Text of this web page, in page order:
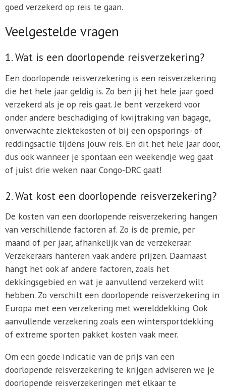
goed verzekerd op reis te gaan.
Veelgestelde vragen
1. Wat is een doorlopende reisverzekering?
Een doorlopende reisverzekering is een reisverzekering
die het hele jaar geldig is. Zo ben jij het hele jaar goed
verzekerd als je op reis gaat. Je bent verzekerd voor
onder andere beschadiging of kwijtraking van bagage,
onverwachte ziektekosten of bij een opsporings- of
reddingsactie tijdens jouw reis. En dit het hele jaar door,
dus ook wanneer je spontaan een weekendje weg gaat
of juist drie weken naar Congo-DRC gaat!
2. Wat kost een doorlopende reisverzekering?
De kosten van een doorlopende reisverzekering hangen
van verschillende factoren af. Zo is de premie, per
maand of per jaar, afhankelijk van de verzekeraar.
Verzekeraars hanteren vaak andere prijzen. Daarnaast
hangt het ook af andere factoren, zoals het
dekkingsgebied en wat je aanvullend verzekerd wilt
hebben. Zo verschilt een doorlopende reisverzekering in
Europa met een verzekering met werelddekking. Ook
aanvullende verzekering zoals een wintersportdekking
of extreme sporten pakket kosten vaak meer.
Om een goede indicatie van de prijs van een
doorlopende reisverzekering te krijgen adviseren we je
doorlopende reisverzekeringen met elkaar te